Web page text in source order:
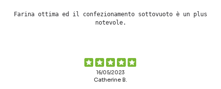
Farina ottima ed il confezionamento sottovuoto è un plus
notevole.
16/05/2023
Catherine B.